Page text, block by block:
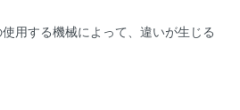
用する機械によって、違いが生じる